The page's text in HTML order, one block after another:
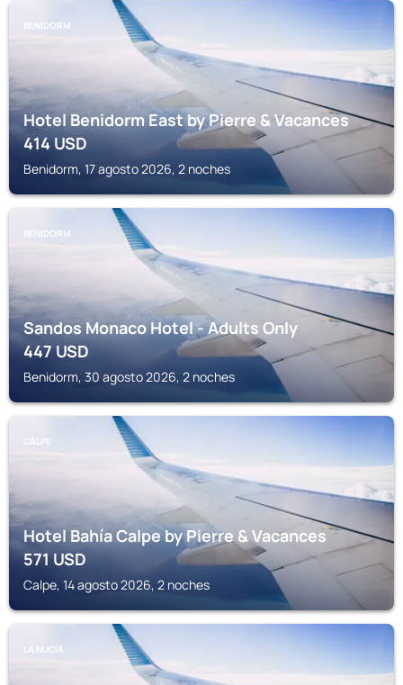
BENIDORM
Hotel Benidorm East by Pierre & Vacances
414USD
Benidorm, 17 agosto 2026, 2 noches
BENIDORM
Sandos Monaco Hotel - Adults Only
447USD
Benidorm, 30 agosto 2026, 2 noches
CALPE
Hotel Bahía Calpe by Pierre & Vacances
571USD
Calpe, 14 agosto 2026, 2 noches
LA NUCÍA